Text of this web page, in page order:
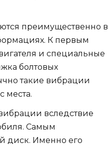
преимущественно в
К первым
и специальные
болтовых
такие вибрации
места.
вследствие
Самым
диск. Именно его